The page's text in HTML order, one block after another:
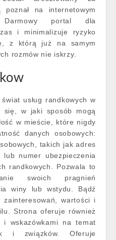
na internetowym
Darmowy portal dla
i minimalizuje ryzyko
z którą już na samym
rozmów nie iskrzy.
usług randkowych w
się, w jaki sposób mogą
w mieście, które nigdy
danych osobowych:
takich jak adres
numer ubezpieczenia
randkowych. Pozwala to
swoich pragnień
winy lub wstydu. Bądź
wartości i
Strona oferuje również
i wskazówkami na temat
i związków. Oferuje